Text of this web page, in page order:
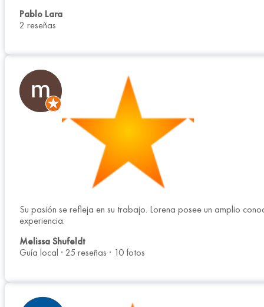
Pablo Lara
2 reseñas
Su pasión se refleja en su trabajo. Lorena posee un amplio
experiencia.
Melissa Shufeldt
Guía local · 25 reseñas · 10 fotos